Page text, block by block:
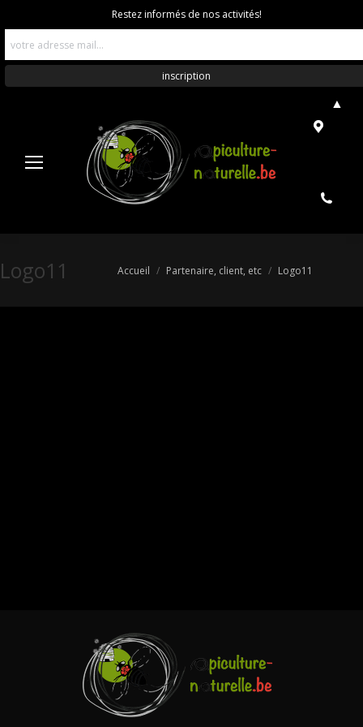
Logo11 Vous êtes ici :
Accueil Partenaire, client, etc Logo11
Restez informés de nos activités!
▲